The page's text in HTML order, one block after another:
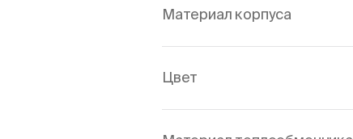
Материал корпуса
Цвет